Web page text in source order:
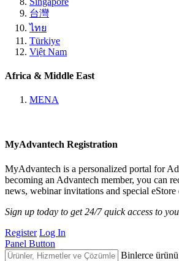
台灣
ไทย
Türkiye
Việt Nam
Africa & Middle East
MENA
MyAdvantech Registration
MyAdvantech is a personalized portal for
becoming an Advantech member, you can
news, webinar invitations and special eStore
Sign up today to get 24/7 quick access to
Register Log In
Panel Button
Binlerce